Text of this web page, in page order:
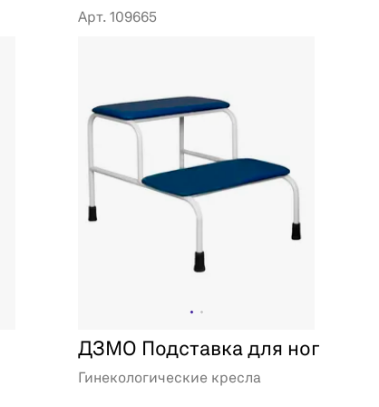
Арт. 109665
ДЗМО Подставка для ног
Гинекологические кресла